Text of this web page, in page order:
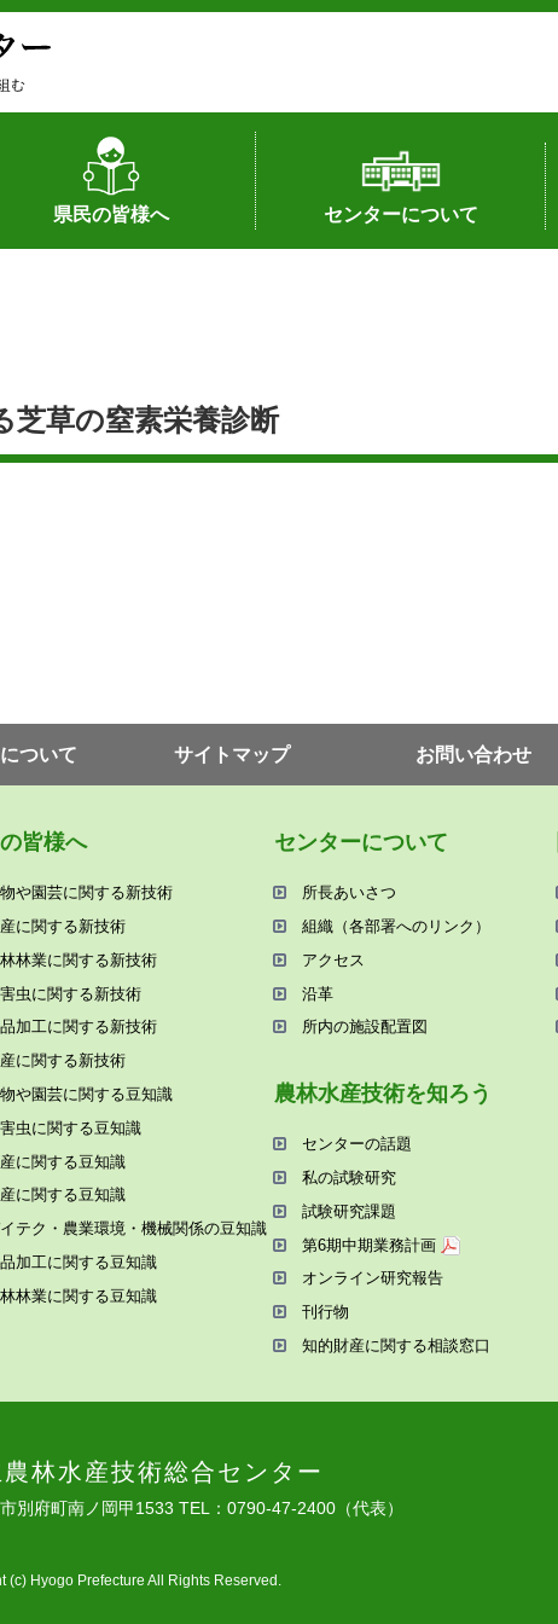
県民の皆様へ
物や園芸に関する新技術
産に関する新技術
林林業に関する新技術
害虫に関する新技術
品加工に関する新技術
産に関する新技術
物や園芸に関する豆知識
害虫に関する豆知識
産に関する豆知識
産に関する豆知識
イテク・農業環境・機械関係
品加工に関する豆知識
林林業に関する豆知識
センターについて
所長あいさつ
組織（各部署へのリンク）
アクセス
沿革
所内の施設配置図
芝草の窒素栄養診断
ついて サイトマップ お問い合わせ
皆様へ
や園芸に関する新技術
に関する新技術
林業に関する新技術
⾍に関する新技術
加⼯に関する新技術
に関する新技術
や園芸に関する⾖知識
⾍に関する⾖知識
に関する⾖知識
に関する⾖知識
テク・農業環境・機械関係の⾖知識
加⼯に関する⾖知識
林業に関する⾖知識
センターについて
所⻑あいさつ
組織（各部署へのリンク）
アクセス
沿⾰
所内の施設配置図
農林⽔産技術を知ろう
センターの話題
私の試験研究
試験研究課題
第6期中期業務計画
オンライン研究報告
刊⾏物
知的財産に関する相談窓⼝
林⽔産技術総合センター
別府町南ノ岡甲1533 TEL：0790-47-2400（代表）
(c) Hyogo Prefecture All Rights Reserved.